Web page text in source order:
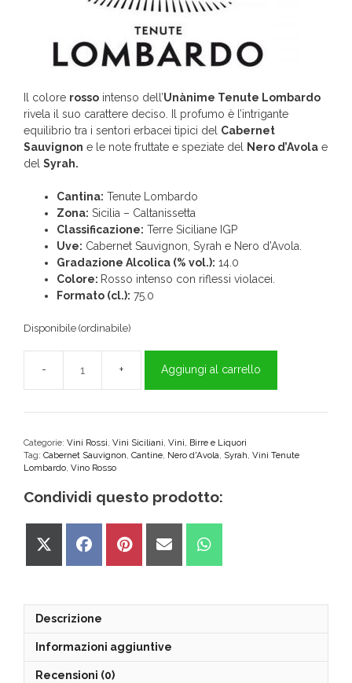
Il colore rosso intenso dell’Unànime Tenute Lombardo
rivela il suo carattere deciso. Il profumo è l’intrigante
equilibrio tra i sentori erbacei tipici del Cabernet
Sauvignon e le note fruttate e speziate del Nero d’Avola e
del Syrah.
Cantina: Tenute Lombardo
Zona: Sicilia – Caltanissetta
Classificazione: Terre Siciliane IGP
Uve: Cabernet Sauvignon, Syrah e Nero d’Avola.
Gradazione Alcolica (% vol.): 14.0
Colore: Rosso intenso con riflessi violacei.
Formato (cl.): 75.0
Disponibile (ordinabile)
Unànime
Rosso
Terre
IGP
Tenute
quantità
Aggiungi al carrello
Categorie: Vini Rossi, Vini Siciliani, Vini, Birre e Liquori
Tag: Cabernet Sauvignon, Cantine, Nero d'Avola, Syrah, Vini Tenute
Lombardo, Vino Rosso
Condividi questo prodotto:
Share
Share
Share
Share
Share
Descrizione
Informazioni aggiuntive
Recensioni (0)